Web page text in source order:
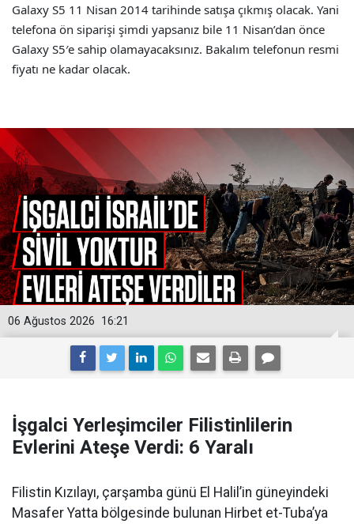
Galaxy S5 11 Nisan 2014 tarihinde satışa çıkmış olacak. Yani
telefona ön siparişi şimdi yapsanız bile 11 Nisan’dan önce
Galaxy S5′e sahip olamayacaksınız. Bakalım telefonun resmi
fiyatı ne kadar olacak.
16:21
06 Ağustos 2026
İşgalci Yerleşimciler Filistinlilerin
Evlerini Ateşe Verdi: 6 Yaralı
Filistin Kızılayı, çarşamba günü El Halil’in güneyindeki
Masafer Yatta bölgesinde bulunan Hirbet et-Tuba’ya